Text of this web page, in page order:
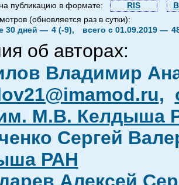
публикацию в формате: RIS
(обновляется раз в сутки):
30 дней — 4 (-9), всего с 01.09.2019 —
об авторах:
Владимир
,
М.В. Келдыша
Сергей
РАН